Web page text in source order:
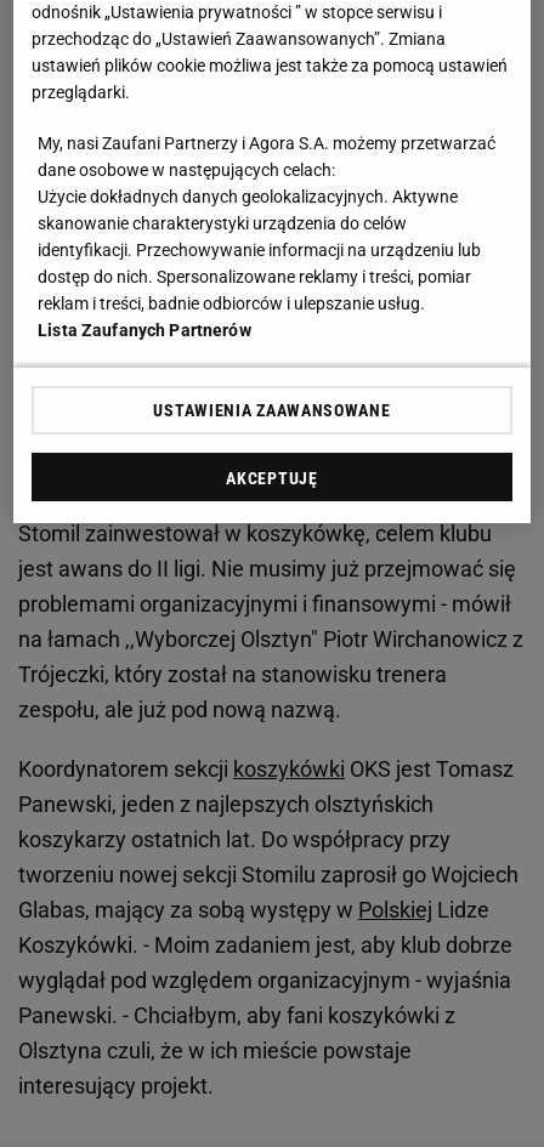
Sekcja koszykówki Stomilu...
zeszłym sezonie starał się (odpadł w barażach) o
awans do IIligi,. Osoby odpowiedzialne za nowy
osiągnąć poprzez mariaż Trójeczki i Stomilu. - Odkąd
Stomil zainwestował w koszykówkę, celem klubu
jest awans do II ligi. Nie musimy już przejmować się
problemami organizacyjnymi i finansowymi - mówił
na łamach ,,Wyborczej Olsztyn" Piotr Wirchanowicz z
Trójeczki, który został na stanowisku trenera
zespołu, ale już pod nową nazwą.
Koordynatorem sekcji koszykówki OKS jest Tomasz
Panewski, jeden z najlepszych olsztyńskich
koszykarzy ostatnich lat. Do współpracy przy
tworzeniu nowej sekcji Stomilu zaprosił go Wojciech
Glabas, mający za sobą występy w Polskiej Lidze
Koszykówki. - Moim zadaniem jest, aby klub dobrze
wyglądał pod względem organizacyjnym - wyjaśnia
Panewski. - Chciałbym, aby fani koszykówki z
Olsztyna czuli, że w ich mieście powstaje
interesujący projekt.
odnośnik „Ustawienia prywatności ” w stopce serwisu i
przechodząc do „Ustawień Zaawansowanych”. Zmiana
ustawień plików cookie możliwa jest także za pomocą ustawień
przeglądarki.
My, nasi Zaufani Partnerzy i Agora S.A. możemy przetwarzać
dane osobowe w następujących celach:
Użycie dokładnych danych geolokalizacyjnych. Aktywne
skanowanie charakterystyki urządzenia do celów
identyfikacji. Przechowywanie informacji na urządzeniu lub
dostęp do nich. Spersonalizowane reklamy i treści, pomiar
reklam i treści, badnie odbiorców i ulepszanie usług.
Lista Zaufanych Partnerów
USTAWIENIA ZAAWANSOWANE
AKCEPTUJĘ